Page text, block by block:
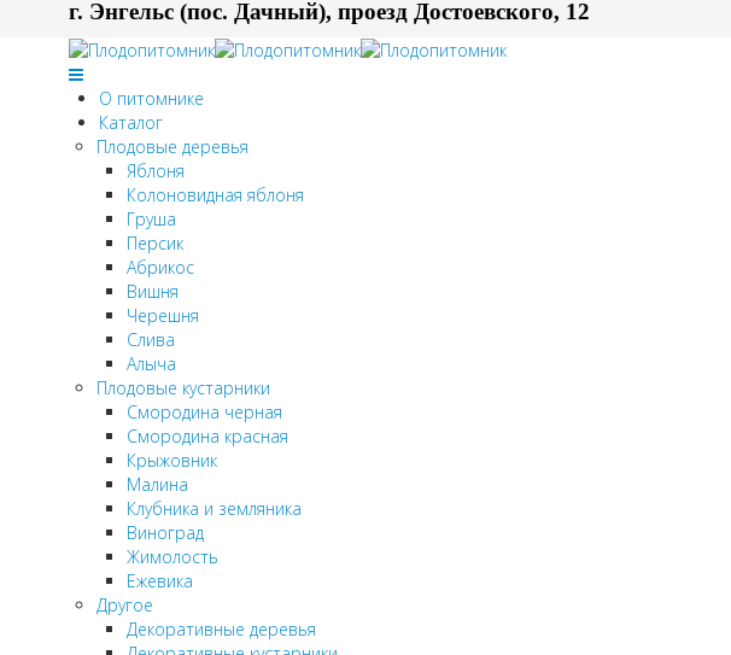
г. Энгельс (пос. Дачный), проезд Достоевского, 12
О питомнике
Каталог
Плодовые деревья
Яблоня
Колоновидная яблоня
Груша
Персик
Абрикос
Вишня
Черешня
Слива
Алыча
Плодовые кустарники
Смородина черная
Смородина красная
Крыжовник
Малина
Клубника и земляника
Виноград
Жимолость
Ежевика
Другое
Декоративные деревья